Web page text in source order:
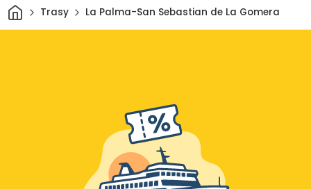
DomTrasy La Palma-San Sebastian de La Gomera